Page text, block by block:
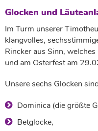
Glocken und
Im Turm unserer
klangvolles,
Rincker aus Sinn,
und am Osterfest am
Unsere sechs Glocken
Dominica (die größte
Betglocke,